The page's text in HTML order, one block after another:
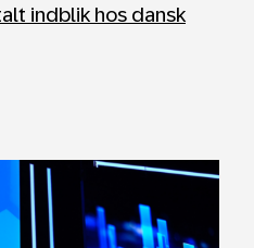
indblik hos dansk